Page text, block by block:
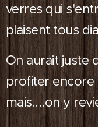
verres qui
plaisent tous
On aurait juste
profiter encore
mais....on y